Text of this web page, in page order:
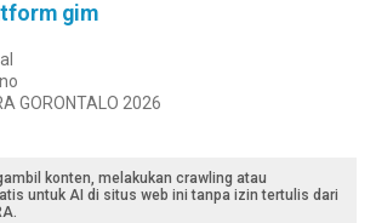
gim
GORONTALO 2026
konten, melakukan crawling atau
untuk AI di situs web ini tanpa izin tertulis dari